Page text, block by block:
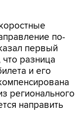
по-
первый
разница
и его
регионального
направить